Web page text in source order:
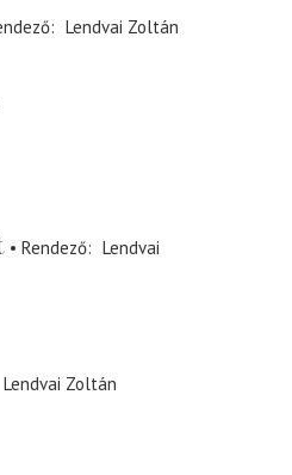
Lendvai Zoltán
Rendező
Lendvai
Lendvai Zoltán